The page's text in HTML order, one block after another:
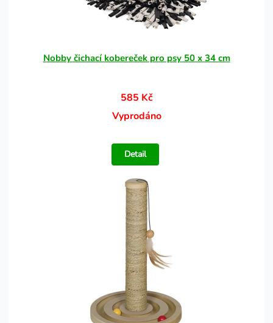
Nobby čichací kobereček pro psy 50 x 34 cm
585 Kč
Vyprodáno
Detail